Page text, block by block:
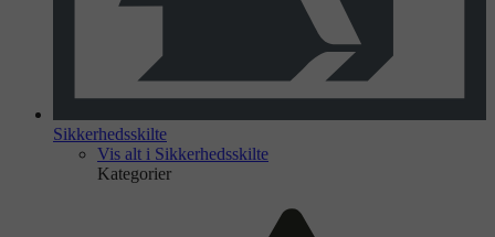
Sikkerhedsskilte
Vis alt i Sikkerhedsskilte
Kategorier